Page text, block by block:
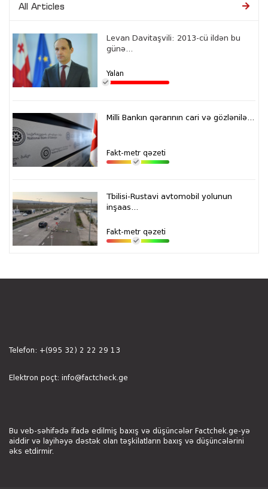
All Articles
Levan Davitaşvili: 2013-cü ildən bu
günə...
Yalan
Milli Bankın qərarının cari və gözlənilə...
Fakt-metr qəzeti
Tbilisi-Rustavi avtomobil yolunun
inşaas...
Fakt-metr qəzeti
Telefon: +(995 32) 2 22 29 13
Elektron poçt: info@factcheck.ge
Bu veb-səhifədə ifadə edilmiş baxış və düşüncələr Factchek.ge-yə
aiddir və layihəyə dəstək olan təşkilatların baxış və düşüncələrini
əks etdirmir.